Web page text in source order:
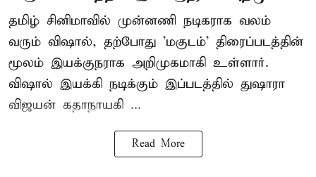
தமிழ் சினிமாவில் முன்னணி நடிகராக வலம்
வரும் விஷால், தற்போது 'மகுடம்' திரைப்படத்தின்
மூலம் இயக்குநராக அறிமுகமாகி உள்ளார்.
விஷால் இயக்கி நடிக்கும் இப்படத்தில் துஷாரா
விஜயன் கதாநாயகி ...
Read More